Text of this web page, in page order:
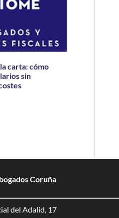
carta: cómo
sin
Coruña
del Adalid, 17